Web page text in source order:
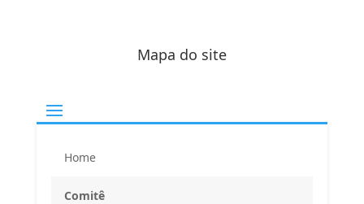
Mapa do site
Home
Comitê